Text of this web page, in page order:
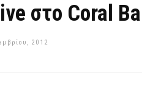
στο Coral
2012